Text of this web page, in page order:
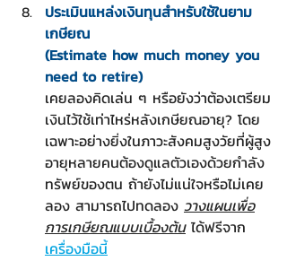
ประเมินแหล่งเงินทุนสำหรับใช้ในยาม
เกษียณ
(Estimate how much money you
need to retire)
เคยลองคิดเล่น ๆ หรือยังว่าต้องเตรียม
เงินไว้ใช้เท่าไหร่หลังเกษียณอายุ? โดย
เฉพาะอย่างยิ่งในภาวะสังคมสูงวัยที่ผู้สูง
อายุหลายคนต้องดูแลตัวเองด้วยกำลัง
ทรัพย์ของตน ถ้ายังไม่แน่ใจหรือไม่เคย
ลอง สามารถไปทดลอง วางแผนเพื่อ
การเกษียณแบบเบื้องต้น ได้ฟรีจาก
เครื่องมือนี้